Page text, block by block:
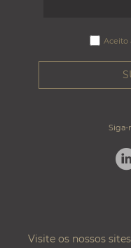
Aceito
Siga-
Visite os nossos sites